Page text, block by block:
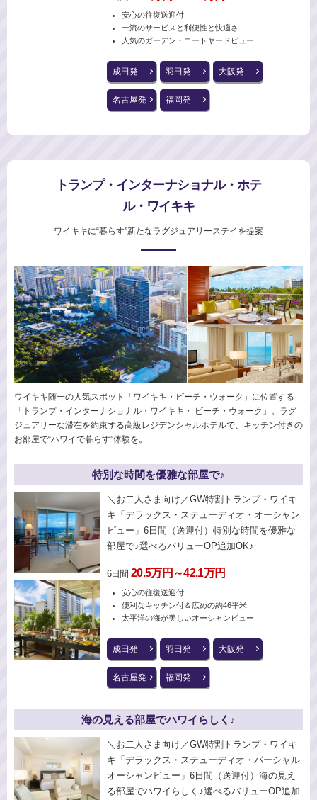
安心の往復送迎付
一流のサービスと利便性と快適さ
人気のガーデン・コートヤードビュー
成田発 羽田発 大阪発
名古屋発 福岡発
トランプ・インターナショナル・ホテ
ル・ワイキキ
ワイキキに“暮らす”新たなラグジュアリーステイを提案
ワイキキ随一の人気スポット「ワイキキ・ビーチ・ウォーク」に位置する
「トランプ・インターナショナル・ワイキキ・ ビーチ・ウォーク」。ラグ
ジュアリーな滞在を約束する高級レジデンシャルホテルで、キッチン付きの
お部屋で“ハワイで暮らす”体験を。
特別な時間を優雅な部屋で♪
＼お二人さま向け／GW特割トランプ・ワイキ
キ「デラックス・ステューディオ・オーシャン
ビュー」6日間（送迎付）特別な時間を優雅な
部屋で♪選べるバリューOP追加OK♪
6日間 20.5万円～42.1万円
安心の往復送迎付
便利なキッチン付＆広めの約46平米
太平洋の海が美しいオーシャンビュー
成田発 羽田発 大阪発
名古屋発 福岡発
海の見える部屋でハワイらしく♪
＼お二人さま向け／GW特割トランプ・ワイキ
キ「デラックス・ステューディオ・パーシャル
オーシャンビュー」6日間（送迎付）海の見え
る部屋でハワイらしく♪選べるバリューOP追加